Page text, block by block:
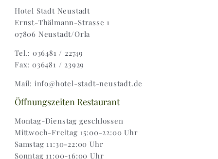
Zahlungsweisen |
Widerruf |
Versand & Lieferung
Hotel Stadt Neustadt
Ernst-Thälmann-Strasse 1
07806 Neustadt/Orla
Tel.: 036481 / 22749
Fax: 036481 / 23929
Mail: info@hotel-stadt-neustadt.de
Öffnungszeiten Restaurant
Montag-Dienstag geschlossen
Mittwoch-Freitag 15:00-22:00 Uhr
Samstag 11:30-22:00 Uhr
Sonntag 11:00-16:00 Uhr